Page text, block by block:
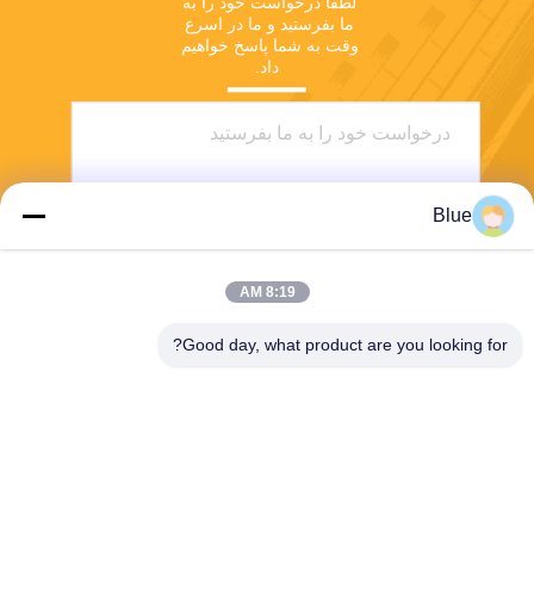
داد.
Blue
8:19 AM
Good day, what product are you looking for?